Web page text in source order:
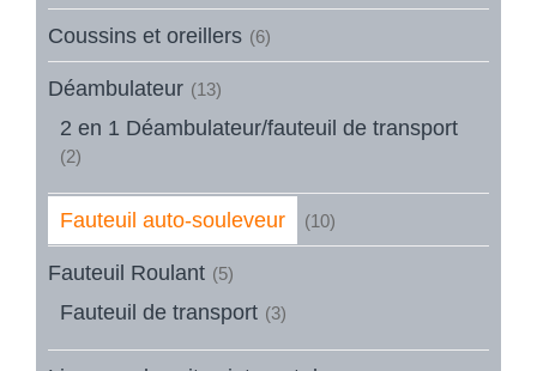
Coussins et oreillers (6)
Déambulateur (13)
2 en 1 Déambulateur/fauteuil de transport
(2)
Fauteuil auto-souleveur (10)
Fauteuil Roulant (5)
Fauteuil de transport (3)